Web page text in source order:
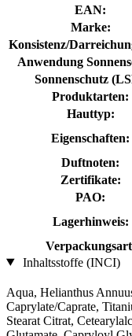
EAN:
Marke:
Konsistenz/
Anwendung
Sonnenschutz
Produktarten:
Hauttyp:
Eigenschaften:
Duftnoten:
Zertifikate:
PAO:
Lagerhinweis:
Inhaltsstoffe (INCI)
Aqua, Helianthus
Caprylate/Caprate,
Stearat Citrat,